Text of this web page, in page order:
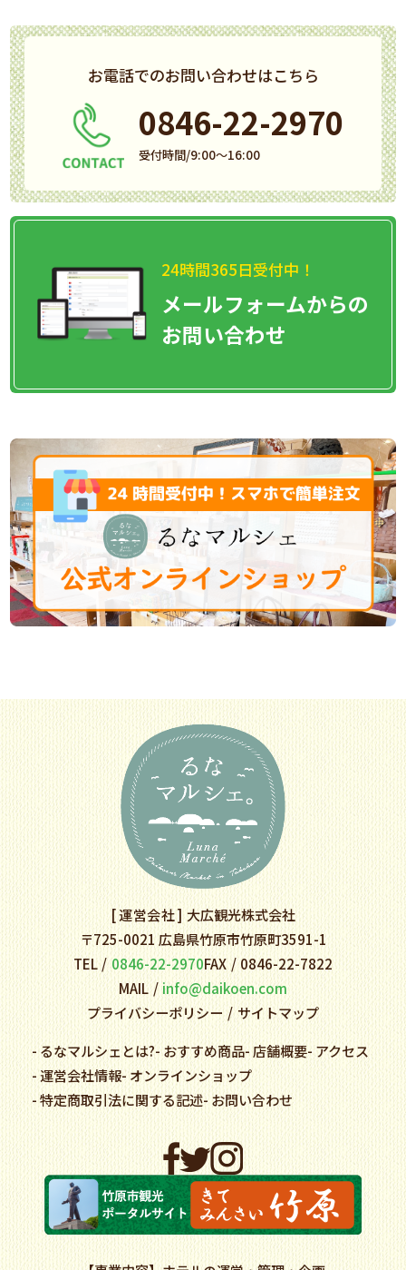
お電話でのお問い合わせはこちら
0846-22-2970
受付時間/9:00～16:00
24時間365日受付中！
メールフォームからの
お問い合わせ
運営会社
大広観光株式会社
〒725-0021 広島県竹原市竹原町3591-1
TEL
0846-22-2970FAX
0846-22-7822
MAIL
info@daikoen.com
プライバシーポリシー
サイトマップ
るなマルシェとは? おすすめ商品 店舗概要 アクセス
運営会社情報 オンラインショップ
特定商取引法に関する記述 お問い合わせ